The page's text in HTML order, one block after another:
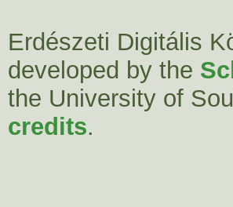
Erdészeti Digitális
developed by the
the University of
credits.